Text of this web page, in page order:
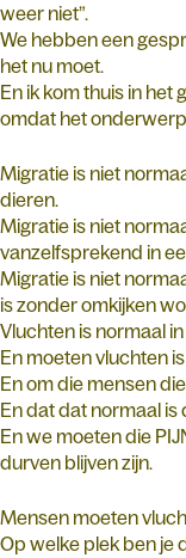
weer niet”.
We hebben een
het nu moet.
En ik kom thuis in het
omdat het
Migratie is niet
dieren.
Migratie is niet
vanzelfsprekend in
Migratie is niet
is zonder omkijken
Vluchten is normaal
En moeten vluchten
En om die mensen
En dat dat normaal is
En we moeten die
durven blijven zijn.
Mensen moeten
Op welke plek ben je